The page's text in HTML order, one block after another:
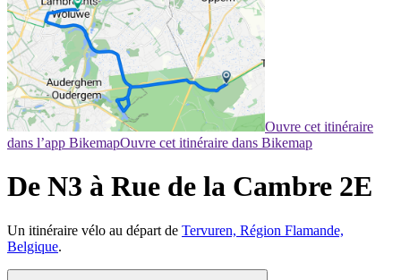
Ouvre cet itinéraire
dans l’app BikemapOuvre cet itinéraire dans Bikemap
De N3 à Rue de la Cambre 2E
Un itinéraire vélo au départ de Tervuren, Région Flamande,
Belgique.